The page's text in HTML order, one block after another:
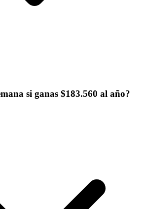
si ganas $183.560 al año?